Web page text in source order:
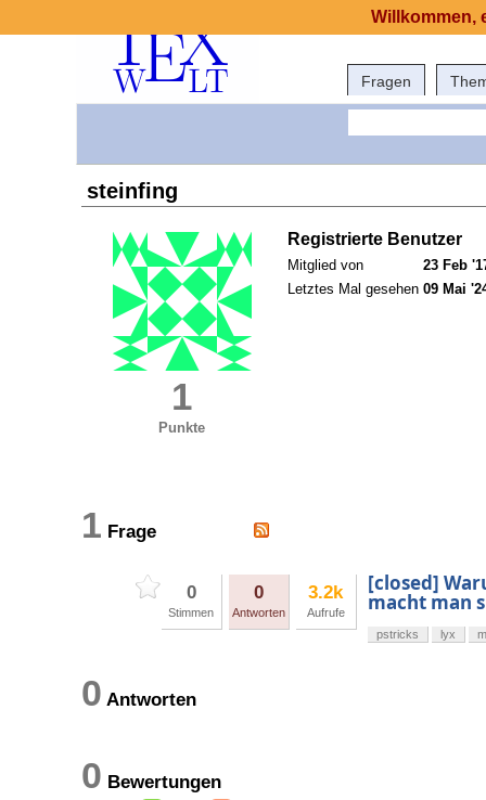
Fragen
steinfing
1
Punkte
Registrierte Benutzer
Mitglied von
23 Feb
Letztes Mal gesehen 09 Mai
1 Frage
0
Stimmen
0
Antworten
3.2k
Aufrufe
[closed]
macht man
pstricks lyx
0 Antworten
0 Bewertungen
Willkommen,